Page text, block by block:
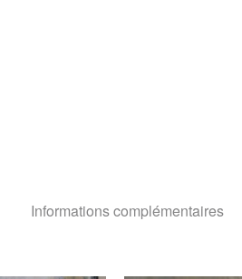
Informations complémentaires